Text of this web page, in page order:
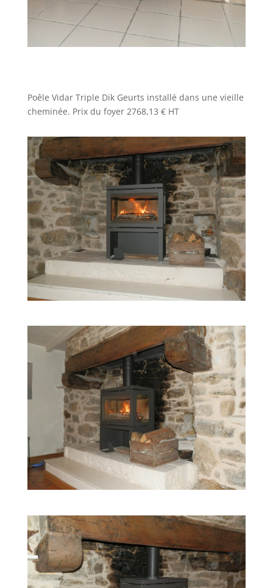
Poêle Vidar Triple Dik Geurts installé dans une vieille
cheminée. Prix du foyer 2768,13 € HT